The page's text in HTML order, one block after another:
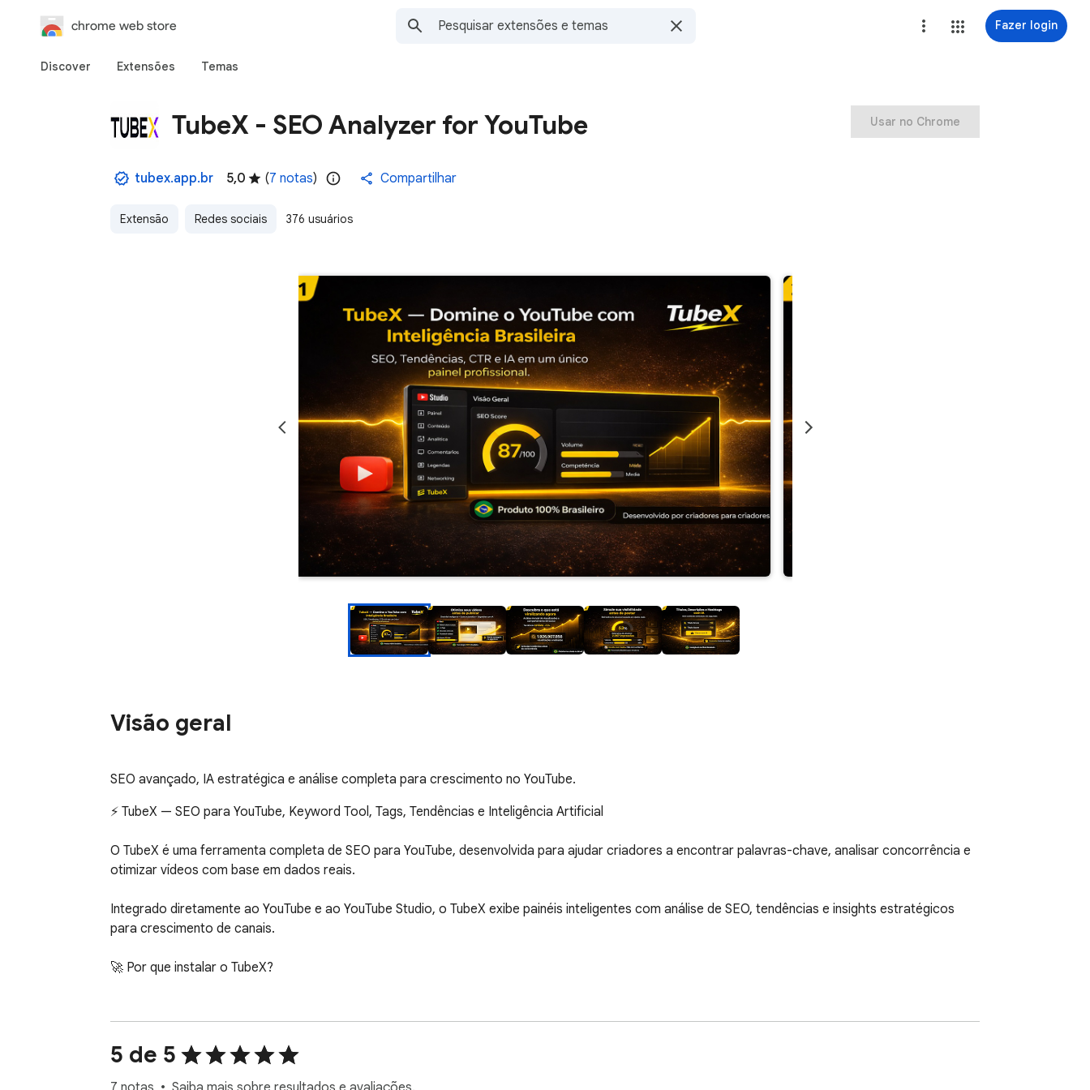
chrome web store Fazer login
Discover Extensões Temas
TubeX - SEO Analyzer for YouTube
tubex.app.br 5,0 (7 notas) Compartilhar
Extensão Redes sociais 376 usuários
Usar no Chrome
Visão geral
SEO avançado, IA estratégica e análise completa para crescimento no YouTube.
⚡ TubeX — SEO para YouTube, Keyword Tool, Tags, Tendências e Inteligência Artificial
O TubeX é uma ferramenta completa de SEO para YouTube, desenvolvida para ajudar criadores a encontrar palavras-chave, analisar concorrência e
otimizar vídeos com base em dados reais.
Integrado diretamente ao YouTube e ao YouTube Studio, o TubeX exibe painéis inteligentes com análise de SEO, tendências e insights estratégicos
para crescimento de canais.
🚀 Por que instalar o TubeX?
aumentar visualizações, cliques e retenção.
🔎 YouTube Keyword Tool & SEO Explorer
Descubra palavras-chave para YouTube, analise volume de busca, concorrência e oportunidades reais de ranqueamento.
5 de 5